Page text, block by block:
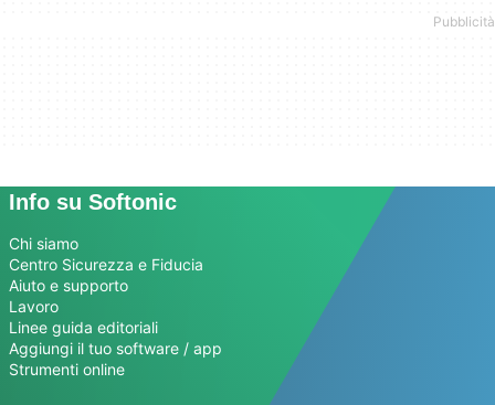
Info su Softonic
Chi siamo
Centro Sicurezza e Fiducia
Aiuto e supporto
Lavoro
Linee guida editoriali
Aggiungi il tuo software / app
Strumenti online